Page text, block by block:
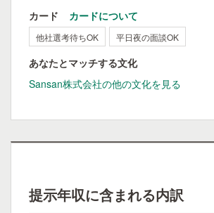
カード カードについて
他社選考待ちOK 平日夜の面談OK
あなたとマッチする文化
Sansan株式会社の他の文化を見る
提示年収に含まれる内訳